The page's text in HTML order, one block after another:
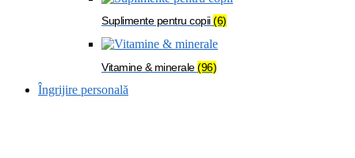
Suplimente pentru copii(6)
Vitamine & minerale(96)
Îngrijire personală